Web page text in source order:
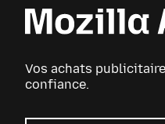
Vos achats
confiance.